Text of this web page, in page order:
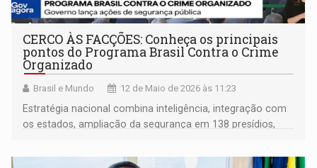
CERCO ÀS FACÇÕES: Conheça os principais
pontos do Programa Brasil Contra o Crime
Organizado
Brasil e Mundo 12 de Maio de 2026 às 11:23
Estratégia nacional combina inteligência, integração com
os estados, ampliação da segurança em 138 presídios,
tráfico de armas